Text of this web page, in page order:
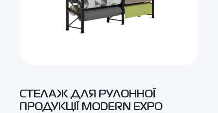
СТЕЛАЖ ДЛЯ РУЛОННОЇ
ПРОДУКЦІЇ MODERN EXPO